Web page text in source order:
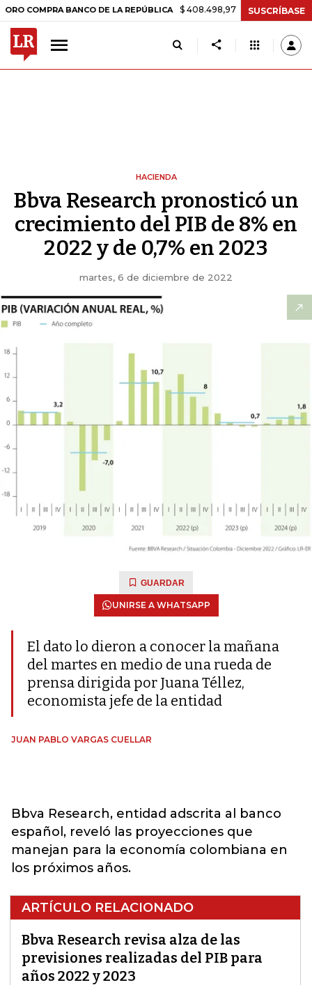
BANCO DE LA REPÚBLICA $ 408.498,97 +$ 8.753,81 +2,19%
SUSCRÍBASE
HACIENDA
Bbva Research pronosticó un
crecimiento del PIB de 8% en
2022 y de 0,7% en 2023
martes, 6 de diciembre de 2022
GUARDAR
UNIRSE A WHATSAPP
El dato lo dieron a conocer la mañana
del martes en medio de una rueda de
prensa dirigida por Juana Téllez,
economista jefe de la entidad
JUAN PABLO VARGAS CUELLAR
Bbva Research, entidad adscrita al banco
español, reveló las proyecciones que
manejan para la economía colombiana en
los próximos años.
ARTÍCULO RELACIONADO
Bbva Research revisa alza de las
previsiones realizadas del PIB para
años 2022 y 2023